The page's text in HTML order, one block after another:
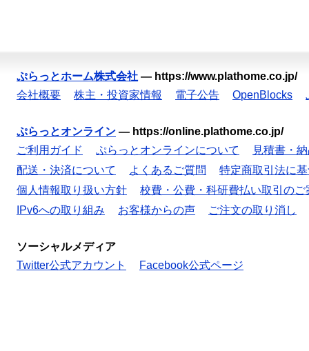
ぷらっとホーム株式会社 — https://www.plathome.co.jp/
会社概要
株主・投資家情報 電子公告 OpenBlocks
ぷらっとオンライン — https://online.plathome.co.jp/
ご利用ガイド
ぷらっとオンラインについて
見積書・
配送・決済について
よくあるご質問
特定商取引法に
個人情報取り扱い方針
校費・公費・科研費払い取引のご
IPv6への取り組み
お客様からの声 ご注文の取り消し
ソーシャルメディア
Twitter公式アカウント
Facebook公式ページ